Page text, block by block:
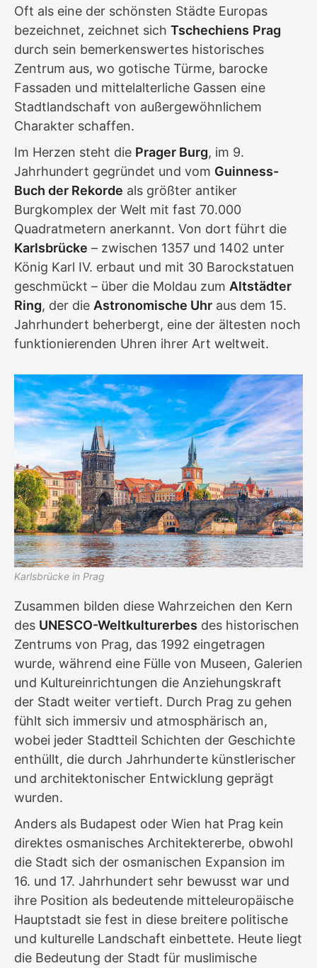
Oft als eine der schönsten Städte Europas
bezeichnet, zeichnet sich Tschechiens Prag
durch sein bemerkenswertes historisches
Zentrum aus, wo gotische Türme, barocke
Fassaden und mittelalterliche Gassen eine
Stadtlandschaft von außergewöhnlichem
Charakter schaffen.
Im Herzen steht die Prager Burg, im 9.
Jahrhundert gegründet und vom Guinness-
Buch der Rekorde als größter antiker
Burgkomplex der Welt mit fast 70.000
Quadratmetern anerkannt. Von dort führt die
Karlsbrücke – zwischen 1357 und 1402 unter
König Karl IV. erbaut und mit 30 Barockstatuen
geschmückt – über die Moldau zum Altstädter
Ring, der die Astronomische Uhr aus dem 15.
Jahrhundert beherbergt, eine der ältesten noch
funktionierenden Uhren ihrer Art weltweit.
Karlsbrücke in Prag
Zusammen bilden diese Wahrzeichen den Kern
des UNESCO-Weltkulturerbes des historischen
Zentrums von Prag, das 1992 eingetragen
wurde, während eine Fülle von Museen, Galerien
und Kultureinrichtungen die Anziehungskraft
der Stadt weiter vertieft. Durch Prag zu gehen
fühlt sich immersiv und atmosphärisch an,
wobei jeder Stadtteil Schichten der Geschichte
enthüllt, die durch Jahrhunderte künstlerischer
und architektonischer Entwicklung geprägt
wurden.
Anders als Budapest oder Wien hat Prag kein
direktes osmanisches Architektererbe, obwohl
die Stadt sich der osmanischen Expansion im
16. und 17. Jahrhundert sehr bewusst war und
ihre Position als bedeutende mitteleuropäische
Hauptstadt sie fest in diese breitere politische
und kulturelle Landschaft einbettete. Heute liegt
die Bedeutung der Stadt für muslimische